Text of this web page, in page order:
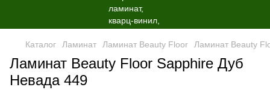
Каталог Ламинат Ламинат Beauty Floor Ламинат Beauty
Ламинат Beauty Floor Sapphire Дуб
Невада 449